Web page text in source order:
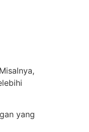
yang